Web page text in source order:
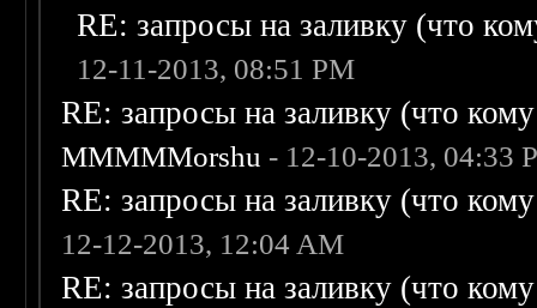
RE: запросы на заливку (что
12-11-2013, 08:51 PM
RE: запросы на заливку (что
MMMMMorshu - 12-10-2013, 04:33
RE: запросы на заливку (что
12-12-2013, 12:04 AM
RE: запросы на заливку (что